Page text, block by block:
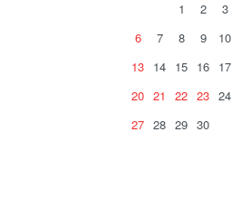
1
2 3
6
7 8 9 10
13 14 15 16 17
20 21 22 23 24
27 28 29 30